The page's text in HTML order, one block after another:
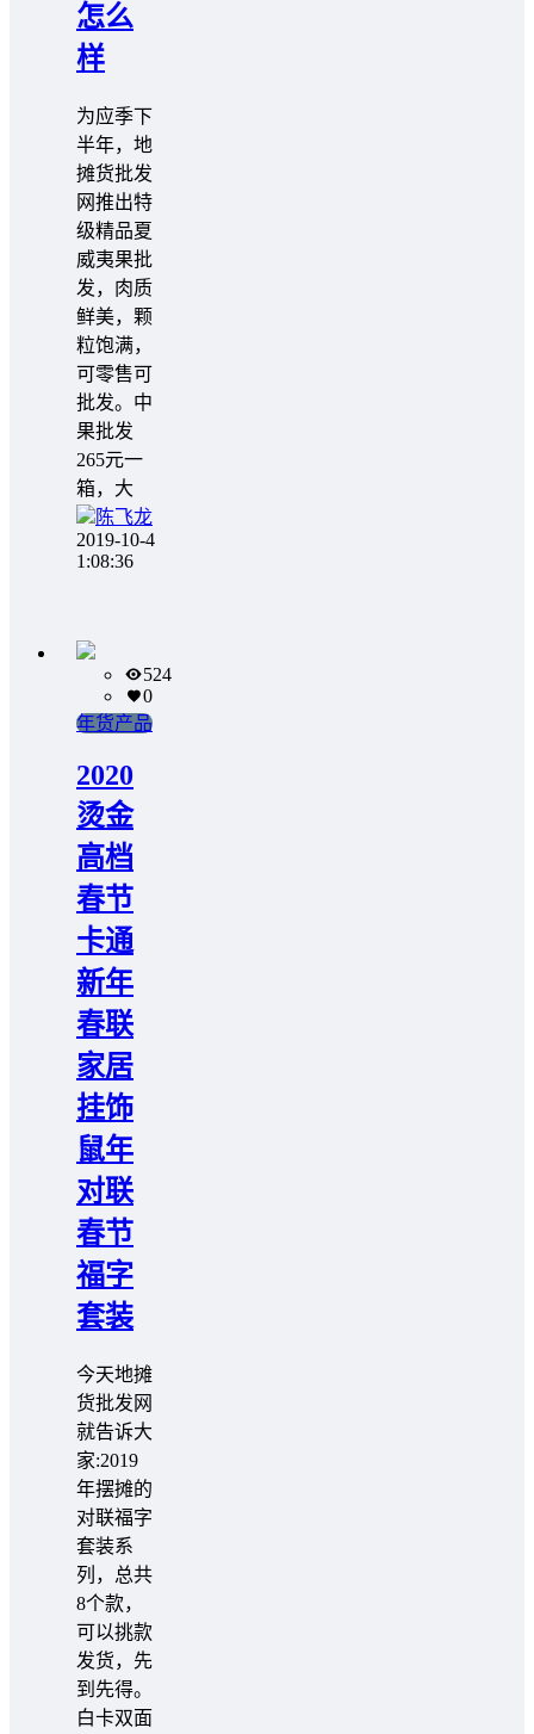
怎么
样
为应季下
半年，地
摊货批发
网推出特
级精品夏
威夷果批
发，肉质
鲜美，颗
粒饱满，
可零售可
批发。中
果批发
265元一
箱，大
陈飞龙
2019-10-4
1:08:36
524
0
年货产品
2020
烫金
高档
春节
卡通
新年
春联
家居
挂饰
鼠年
对联
春节
福字
套装
今天地摊
货批发网
就告诉大
家:2019
年摆摊的
对联福字
套装系
列，总共
8个款，
可以挑款
发货，先
到先得。
白卡双面